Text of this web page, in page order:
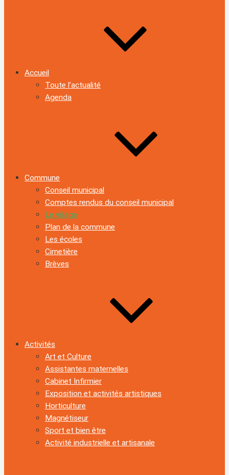
Accueil
Toute l’actualité
Agenda
Commune
Conseil municipal
Comptes rendus du conseil municipal
Le village
Plan de la commune
Les écoles
Cimetière
Brèves
Activités
Art et Culture
Assistantes maternelles
Cabinet Infirmier
Exposition et activités artistiques
Horticulture
Magnétiseur
Sport et bien être
Activité industrielle et artisanale